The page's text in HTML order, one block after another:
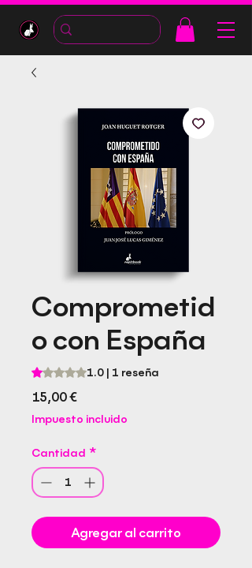
Comprometid
o con España
Según 1 reseña, la calificación es de
1.0 | 1 reseña
15,00 €Precio
Impuesto incluido
Cantidad *
Agregar al carrito